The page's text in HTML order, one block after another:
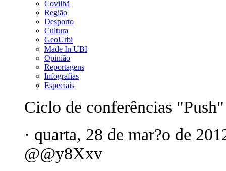
Covilhã
Região
Desporto
Cultura
GeoUrbi
Made In UBI
Opinião
Reportagens
Infografias
Especiais
Ciclo de conferências "Push"
· quarta, 28 de mar?o de
@@y8Xxv